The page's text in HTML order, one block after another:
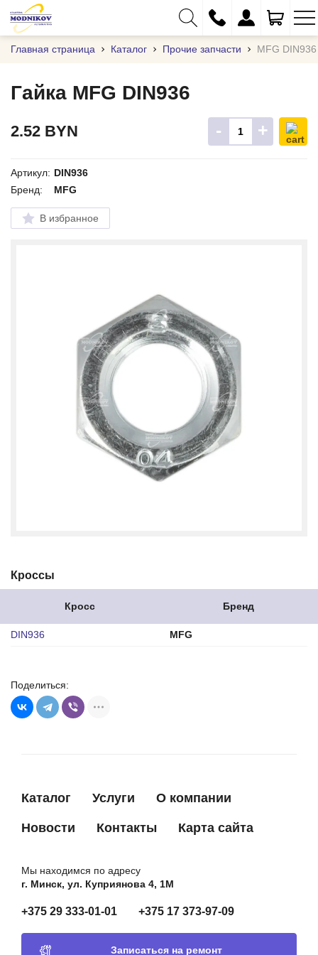
+375 (29) 333-01-01
+375 (17) 373-97-09
Главная страница Каталог Прочие запчасти MFG DIN936
2.52 BYN - +
Гайка MFG DIN936
Артикул: DIN936
Бренд:
MFG
В избранное
Кроссы
Кросс Бренд
DIN936 MFG
Поделиться:
Каталог Услуги О компании
Новости Контакты Карта сайта
Мы находимся по адресу
г. Минск, ул. Куприянова 4, 1М
+375 29 333-01-01 +375 17 373-97-09
Записаться на ремонт